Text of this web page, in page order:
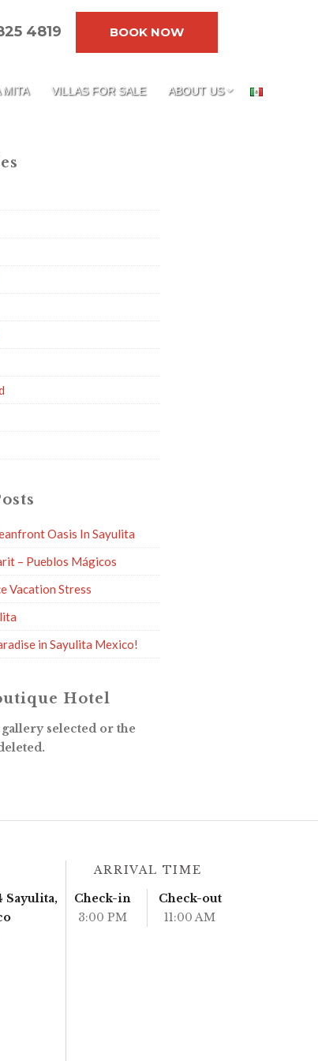
4819 BOOK NOW
MITA VILLAS FOR SALE ABOUT US
Oasis In Sayulita
– Pueblos Mágicos
Vacation Stress
in Sayulita Mexico!
Hotel
selected or the
Sayulita,
ARRIVAL TIME
Check-in
3:00 PM
Check-out
11:00 AM